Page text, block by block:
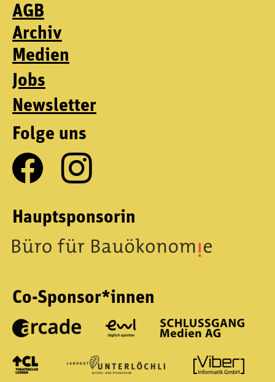
AGB
Archiv
Medien
Jobs
Newsletter
Folge uns
Hauptsponsorin
Co-Sponsor*innen